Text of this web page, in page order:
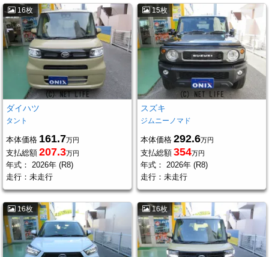
16枚
ダイハツ
タント
本体価格 161.7万円
支払総額 207.3万円
年式： 2026年 (R8)
走行：未走行
15枚
スズキ
ジムニーノマド
本体価格 292.6万円
支払総額 354万円
年式： 2026年 (R8)
走行：未走行
16枚 16枚